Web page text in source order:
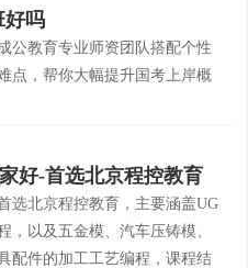
好吗
公教育专业师资团队搭配个性
点，帮你大幅提升国考上岸概
好-首选北京程控教育
选北京程控教育，主要涵盖UG
，以及五金模、汽车压铸模、
配件的加工工艺编程，课程结